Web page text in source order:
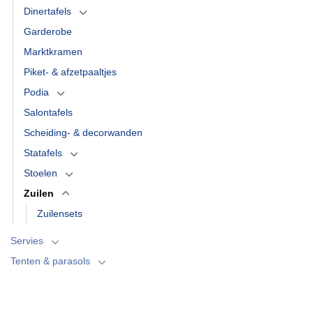
Dinertafels
Garderobe
Marktkramen
Piket- & afzetpaaltjes
Podia
Salontafels
Scheiding- & decorwanden
Statafels
Stoelen
Zuilen
Zuilensets
Servies
Tenten & parasols